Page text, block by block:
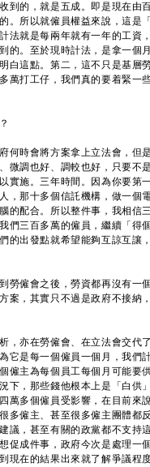
到的，就是五成。即是現在由
。所以就僱員權益來說，這是
法就是每兩年就有一年的工資
的。至於現時計法，是拿一個
白這點。第二，這不只是基層
萬打工仔，我們真的要着緊一
何時會將方案拿上立法會，但
微調也好、調較也好，只要不
實施。三年時間。因為你要第
，那十多個信託機構，做一個
的配合。所以整件事，我相信
們三百多萬的僱員，繼續「得
的出發點就希望能夠互諒互讓
勞僱會之後，勞資都再沒有一
案，其實只不過是政府不接納
，亦在勞僱會、在立法會交代
它是每一個僱員一個月，我們
僱主為每個員工每個月可能要
下，那些錢他根本上是「白供
萬多個僱員受影響，在目前來
多僱主、甚至很多僱主團體都
議，甚至有關的政黨都不支持
促成件事，政府今次是處理一
現在的結果出來就了解爭議程